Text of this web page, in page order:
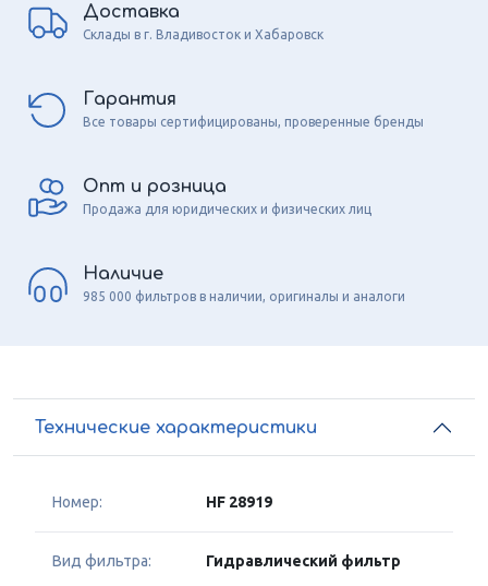
Доставка
Склады в г. Владивосток и Хабаровск
Гарантия
Все товары сертифицированы, проверенные бренды
Опт и розница
Продажа для юридических и физических лиц
Наличие
985 000 фильтров в наличии, оригиналы и аналоги
Технические характеристики
Номер: HF 28919
Вид фильтра: Гидравлический фильтр